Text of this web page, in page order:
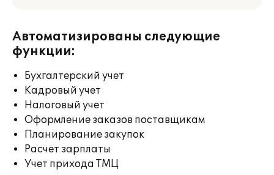
Автоматизированы следующие
функции:
Бухгалтерский учет
Кадровый учет
Налоговый учет
Оформление заказов поставщикам
Планирование закупок
Расчет зарплаты
Учет прихода ТМЦ